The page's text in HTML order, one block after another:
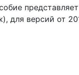
для версий от